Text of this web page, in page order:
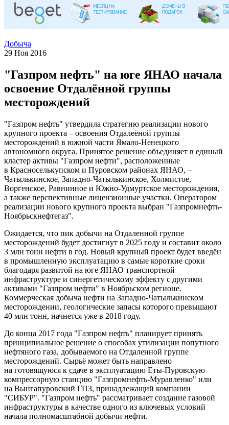
Добыча
29 Ноя 2016
"Газпром нефть" на юге ЯНАО начала
освоение Отдалённой группы
месторождений
"Газпром нефть" утвердила стратегию реализации нового
крупного проекта – освоения Отдалеёной группы
месторождений в южной части Ямало-Ненецкого
автономного округа. Принятое решение объединяет в единый
кластер активы "Газпром нефти", расположенные
в Красноселькупском и Пуровском районах ЯНАО, –
Чатылькинское, Западно-Чатылькинское, Холмистое,
Воргенское, Равнинное и Южно-Удмуртское месторождения,
а также перспективные лицензионные участки. Оператором
реализации нового крупного проекта выбран "Газпромнефть-
Ноябрьскнефтегаз".
Ожидается, что пик добычи на Отдаленной группе
месторождений будет достигнут в 2025 году и составит около
3 млн тонн нефти в год. Новый крупный проект будет введён
в промышленную эксплуатацию в самые короткие сроки
благодаря развитой на юге ЯНАО транспортной
инфраструктуре и синергетическому эффекту с другими
активами "Газпром нефти" в Ноябрьском регионе.
Коммерческая добыча нефти на Западно-Чатылькинском
месторождении, геологические запасы которого превышают
40 млн тонн, начнется уже в 2018 году.
До конца 2017 года "Газпром нефть" планирует принять
принципиальное решение о способах утилизации попутного
нефтяного газа, добываемого на Отдаленной группе
месторождений. Сырьё может быть направлено
на готовящуюся к сдаче в эксплуатацию Еты-Пуровскую
компрессорную станцию "Газпромнефть-Муравленко" или
на Вынгапуровский ГПЗ, принадлежащий компании
"СИБУР". "Газпром нефть" рассматривает создание газовой
инфраструктуры в качестве одного из ключевых условий
начала полномасштабной добычи нефти.